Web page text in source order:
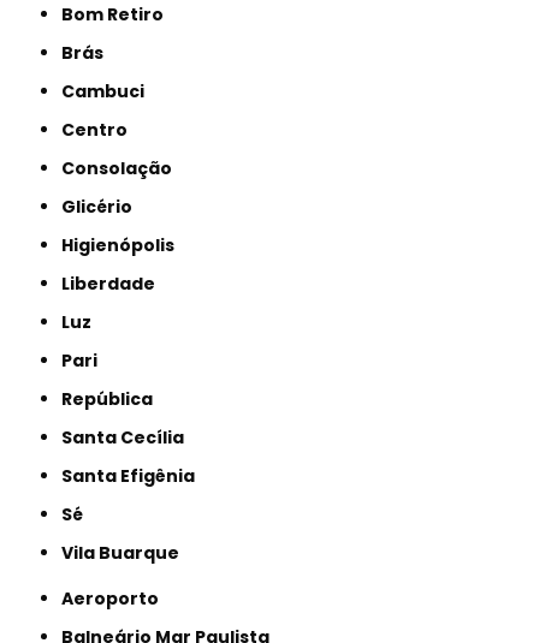
Bom Retiro
Brás
Cambuci
Centro
Consolação
Glicério
Higienópolis
Liberdade
Luz
Pari
República
Santa Cecília
Santa Efigênia
Sé
Vila Buarque
Aeroporto
Balneário Mar Paulista